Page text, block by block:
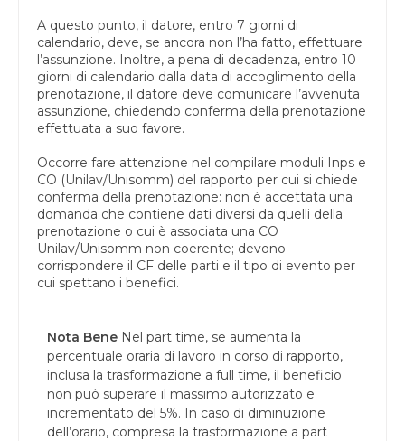
A questo punto, il datore, entro 7 giorni di
calendario, deve, se ancora non l’ha fatto, effettuare
l’assunzione. Inoltre, a pena di decadenza, entro 10
giorni di calendario dalla data di accoglimento della
prenotazione, il datore deve comunicare l’avvenuta
assunzione, chiedendo conferma della prenotazione
effettuata a suo favore.
Occorre fare attenzione nel compilare moduli Inps e
CO (Unilav/Unisomm) del rapporto per cui si chiede
conferma della prenotazione: non è accettata una
domanda che contiene dati diversi da quelli della
prenotazione o cui è associata una CO
Unilav/Unisomm non coerente; devono
corrispondere il CF delle parti e il tipo di evento per
cui spettano i benefici.
Nota BeneNel part time, se aumenta la
percentuale oraria di lavoro in corso di rapporto,
inclusa la trasformazione a full time, il beneficio
non può superare il massimo autorizzato e
incrementato del 5%. In caso di diminuzione
dell’orario, compresa la trasformazione a part